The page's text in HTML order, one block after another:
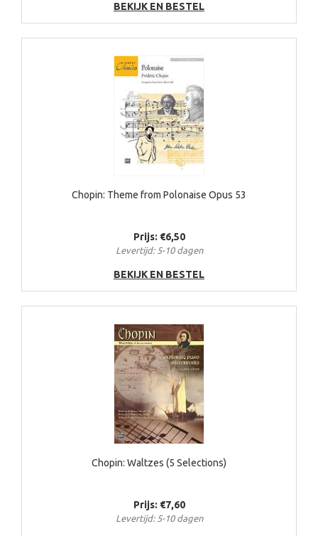
BEKIJK EN BESTEL
Chopin: Theme from Polonaise Opus 53
Prijs: €6,50
Levertijd: 5-10 dagen
BEKIJK EN BESTEL
Chopin: Waltzes (5 Selections)
Prijs: €7,60
Levertijd: 5-10 dagen